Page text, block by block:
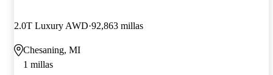
2.0T Luxury AWD 92,863 millas
Chesaning, MI
1 millas